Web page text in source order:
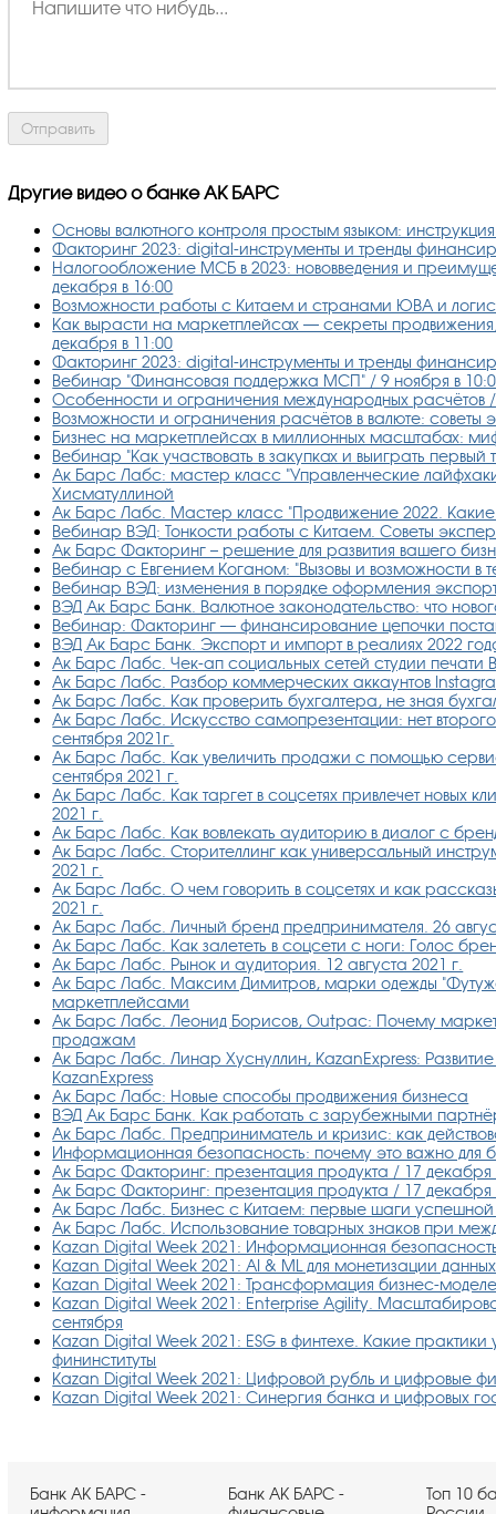
Другие видео о банке АК БАРС
Основы валютного контроля простым языком:
Факторинг 2023: digital-инструменты и тренды
Налогообложение МСБ в 2023: нововведения и
декабря в 16:00
Возможности работы с Китаем и странами ЮВА и
Как вырасти на маркетплейсах — секреты
декабря в 11:00
Факторинг 2023: digital-инструменты и тренды
Вебинар "Финансовая поддержка МСП" / 9 ноября в
Особенности и ограничения международных расчётов /
Возможности и ограничения расчётов в валюте: советы
Бизнес на маркетплейсах в миллионных масштабах:
Вебинар "Как участвовать в закупках и выиграть первый
Ак Барс Лабс: мастер класс "Управленческие
Хисматуллиной
Ак Барс Лабс. Мастер класс "Продвижение 2022. Какие
Вебинар ВЭД: Тонкости работы с Китаем. Советы
Ак Барс Факторинг – решение для развития вашего
Вебинар с Евгением Коганом: "Вызовы и возможности в
Вебинар ВЭД: изменения в порядке оформления
ВЭД Ак Барс Банк. Валютное законодательство: что
Вебинар: Факторинг — финансирование цепочки
ВЭД Ак Барс Банк. Экспорт и импорт в реалиях 2022
Ак Барс Лабс. Чек-ап социальных сетей студии печати
Ак Барс Лабс. Разбор коммерческих аккаунтов
Ак Барс Лабс. Как проверить бухгалтера, не зная
Ак Барс Лабс. Искусство самопрезентации: нет
сентября 2021г.
Ак Барс Лабс. Как увеличить продажи с помощью
сентября 2021 г.
Ак Барс Лабс. Как таргет в соцсетях привлечет новых
2021 г.
Ак Барс Лабс. Как вовлекать аудиторию в диалог с
Ак Барс Лабс. Сторителлинг как универсальный
2021 г.
Ак Барс Лабс. О чем говорить в соцсетях и как
2021 г.
Ак Барс Лабс. Личный бренд предпринимателя. 26
Ак Барс Лабс. Как залететь в соцсети с ноги: Голос
Ак Барс Лабс. Рынок и аудитория. 12 августа 2021 г.
Ак Барс Лабс. Максим Димитров, марки одежды
маркетплейсами
Ак Барс Лабс. Леонид Борисов, Outpac: Почему
продажам
Ак Барс Лабс. Линар Хуснуллин, KazanExpress:
KazanExpress
Ак Барс Лабс: Новые способы продвижения бизнеса
ВЭД Ак Барс Банк. Как работать с зарубежными
Ак Барс Лабс. Предприниматель и кризис: как
Информационная безопасность: почему это важно для
Ак Барс Факторинг: презентация продукта / 17 декабря
Ак Барс Факторинг: презентация продукта / 17 декабря
Ак Барс Лабс. Бизнес с Китаем: первые шаги успешной
Ак Барс Лабс. Использование товарных знаков при
Kazan Digital Week 2021: Информационная
Kazan Digital Week 2021: AI & ML для монетизации
Kazan Digital Week 2021: Трансформация бизнес-
Kazan Digital Week 2021: Enterprise Agility.
сентября
Kazan Digital Week 2021: ESG в финтехе. Какие практики
фининституты
Kazan Digital Week 2021: Цифровой рубль и цифровые
Kazan Digital Week 2021: Синергия банка и цифровых
Банк АК БАРС -
Банк АК БАРС -
Топ 10